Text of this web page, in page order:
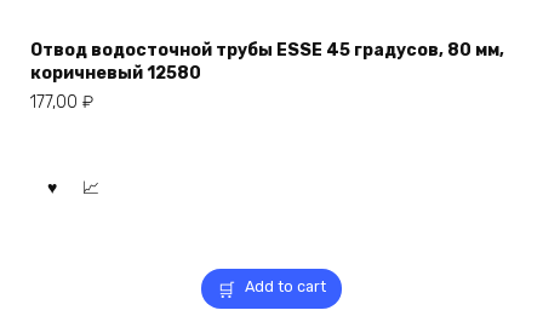
Отвод водосточной трубы ESSE 45 градусов, 80 мм,
коричневый 12580
177,00 ₽
Add to cart